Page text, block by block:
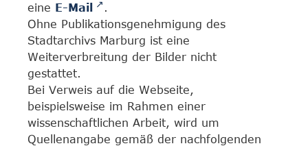
eine E-Mail
.
Ohne Publikationsgenehmigung des
Stadtarchivs Marburg ist eine
Weiterverbreitung der Bilder nicht
gestattet.
Bei Verweis auf die Webseite,
beispielsweise im Rahmen einer
wissenschaftlichen Arbeit, wird um
Quellenangabe gemäß der nachfolgenden